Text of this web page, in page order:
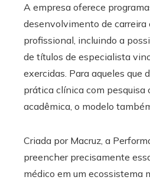
A empresa oferece
desenvolvimento de
profissional, incluindo a
de títulos de especialista
exercidas. Para aqueles que
prática clínica com pesquisa
acadêmica, o modelo
Criada por Macruz, a
preencher precisamente
médico em um ecossistema